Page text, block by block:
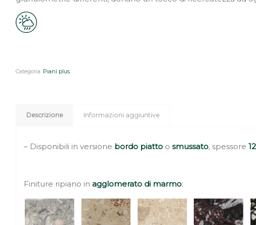
Categoria: Piani plus
Descrizione Informazioni aggiuntive
– Disponibili in versione bordo piatto o smussato, spessore
Finiture ripiano in agglomerato di marmo: